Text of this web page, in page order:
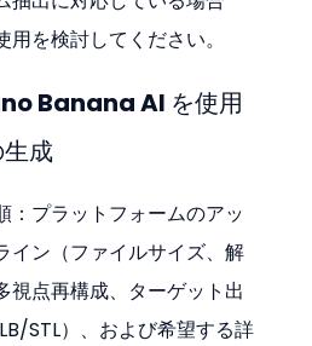
を検討してください。
Banana AI を使用
成
：プラットフォームのアッ
イン（ファイルサイズ、解
視点再構成、ターゲット出
STL）、および希望する詳